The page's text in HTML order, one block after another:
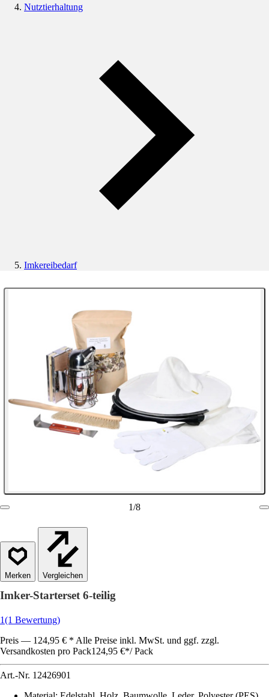
Nutztierhaltung
Imkereibedarf
1/8
Vergleichen
Imker-Starterset 6-teilig
1(1 Bewertung)
Preis — 124,95 € * Alle Preise inkl. MwSt. und ggf. zzgl.
Versandkosten pro Pack124,95 €*/ Pack
Art.-Nr. 12426901